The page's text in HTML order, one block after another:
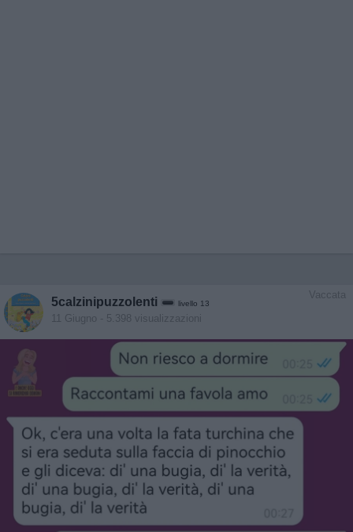
Vaccata
5calzinipuzzolenti livello 13
11 Giugno - 5.398 visualizzazioni